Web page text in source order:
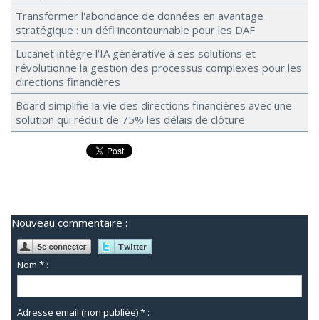
Transformer l'abondance de données en avantage
stratégique : un défi incontournable pour les DAF
Lucanet intègre l’IA générative à ses solutions et
révolutionne la gestion des processus complexes pour les
directions financières
Board simplifie la vie des directions financières avec une
solution qui réduit de 75% les délais de clôture
Nouveau commentaire :
Nom * :
Adresse email (non publiée) * :